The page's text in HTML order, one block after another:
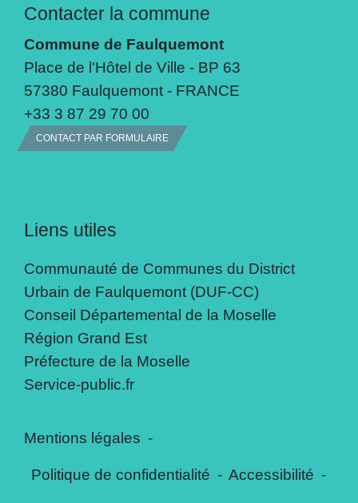
Contacter la commune
Commune de Faulquemont
Place de l'Hôtel de Ville - BP 63
57380 Faulquemont - FRANCE
+33 3 87 29 70 00
CONTACT PAR FORMULAIRE
Liens utiles
Communauté de Communes du District
Urbain de Faulquemont (DUF-CC)
Conseil Départemental de la Moselle
Région Grand Est
Préfecture de la Moselle
Service-public.fr
Mentions légales -
Politique de confidentialité - Accessibilité -